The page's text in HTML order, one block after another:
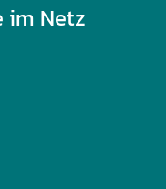
im Netz